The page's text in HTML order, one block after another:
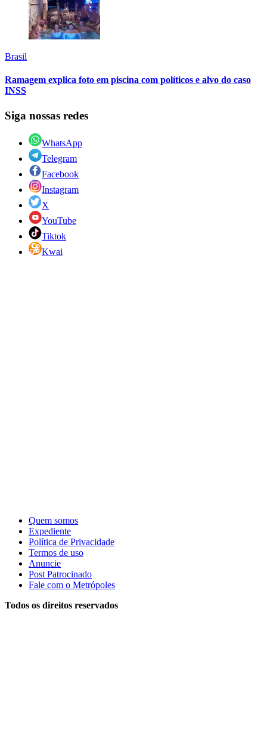
Brasil
Ramagem explica foto em piscina com políticos e alvo do caso
INSS
Siga nossas redes
WhatsApp
Telegram
Facebook
Instagram
X
YouTube
Tiktok
Kwai
Quem somos
Expediente
Política de Privacidade
Termos de uso
Anuncie
Post Patrocinado
Fale com o Metrópoles
Todos os direitos reservados